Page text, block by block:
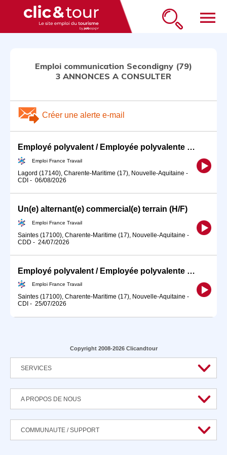
menu
Emploi communication Secondigny (79)
3 ANNONCES A CONSULTER
Créer une alerte e-mail
Employé polyvalent / Employée polyvalente de restauration (H/F)
Emploi France Travail
Lagord (17140), Charente-Maritime (17), Nouvelle-Aquitaine -
CDI - 06/08/2026
Un(e) alternant(e) commercial(e) terrain (H/F)
Emploi France Travail
Saintes (17100), Charente-Maritime (17), Nouvelle-Aquitaine -
CDD - 24/07/2026
Employé polyvalent / Employée polyvalente en établissement hôteli (H/F)
Emploi France Travail
Saintes (17100), Charente-Maritime (17), Nouvelle-Aquitaine -
CDI - 25/07/2026
Copyright 2008-2026 Clicandtour
SERVICES
A PROPOS DE NOUS
COMMUNAUTE / SUPPORT